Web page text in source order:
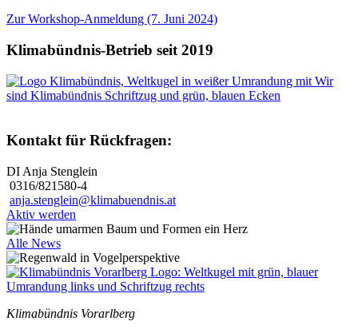
Zur Workshop-Anmeldung (7. Juni 2024)
Klimabündnis-Betrieb seit 2019
Kontakt für Rückfragen:
DI Anja Stenglein
0316/821580-4
anja.stenglein@klimabuendnis.at
Aktiv werden
Alle News
Klimabündnis Vorarlberg